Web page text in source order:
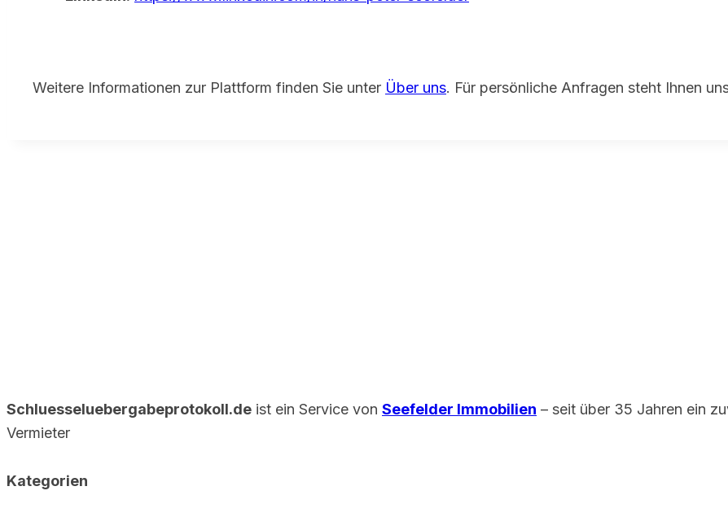
Weitere Informationen zur Plattform finden Sie unter Über uns. Für persönliche Anfragen steht Ihnen
Schluesseluebergabeprotokoll.de ist ein Service von Seefelder Immobilien – seit über 35 Jahren ein
Vermieter
Kategorien